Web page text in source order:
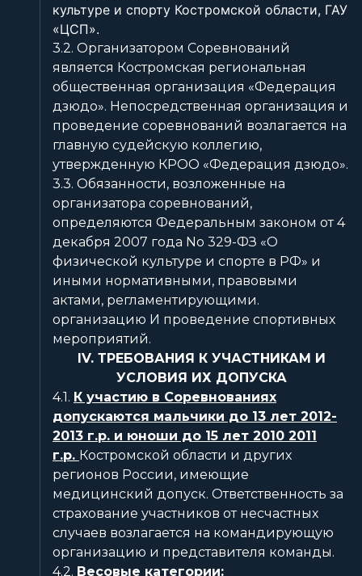
культуре и спорту Костромской области, ГАУ
«ЦСП».
3.2. Организатором Соревнований
является Костромская региональная
общественная организация «Федерация
дзюдо». Непосредственная организация и
проведение соревнований возлагается на
главную судейскую коллегию,
утвержденную КРОО «Федерация дзюдо».
3.3. Обязанности, возложенные на
организатора соревнований,
определяются Федеральным законом от 4
декабря 2007 года No 329-ФЗ «О
физической культуре и спорте в РФ» и
иными нормативными, правовыми
актами, регламентирующими.
организацию И проведение спортивных
мероприятий.
IV. ТРЕБОВАНИЯ К УЧАСТНИКАМ И
УСЛОВИЯ ИХ ДОПУСКА
4.1. К участию в Соревнованиях
допускаются мальчики до 13 лет 2012-
2013 г.р. и юноши до 15 лет 2010 2011
г.р. Костромской области и других
регионов России, имеющие
медицинский допуск. Ответственность за
страхование участников от несчастных
случаев возлагается на командирующую
организацию и представителя команды.
4.2. Весовые категории: